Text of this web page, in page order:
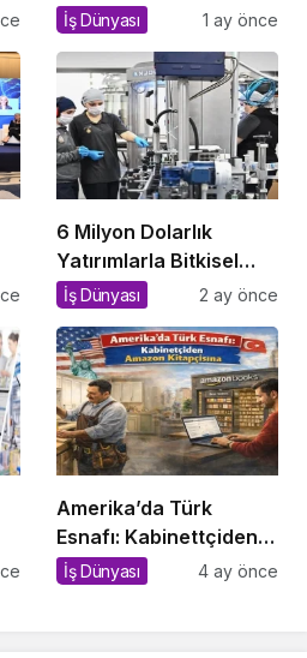
İş Dünyası 1 ay önce
6 Milyon Dolarlık
Yatırımlarla Bitkisel
İthalata Savaş Açan
İş Dünyası 2 ay önce
Amerika’da Türk
Esnafı: Kabinettçiden
Amazon Kitapçısına
İş Dünyası 4 ay önce